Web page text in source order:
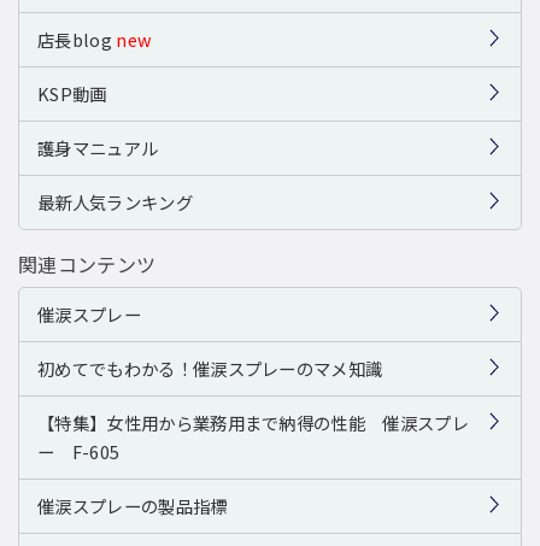
店長blog new
KSP動画
護身マニュアル
最新人気ランキング
関連コンテンツ
催涙スプレー
初めてでもわかる！催涙スプレーのマメ知識
【特集】女性用から業務用まで納得の性能 催涙スプレ
ー F-605
催涙スプレーの製品指標